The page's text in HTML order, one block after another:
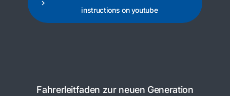
instructions on youtube
Fahrerleitfaden zur neuen Generation